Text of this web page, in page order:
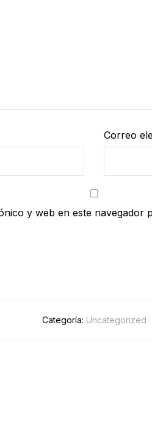
Correo
y web en este navegador
Categoría: Uncategorized